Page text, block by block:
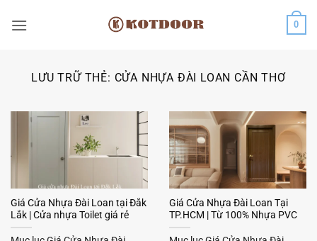
qua
0
LƯU TRỮ THẺ: CỬA NHỰA ĐÀI LOAN CẦN THƠ
Giá Cửa Nhựa Đài Loan tại Đắk
Lắk | Cửa nhựa Toilet giá rẻ
Giá Cửa Nhựa Đài Loan Tại
TP.HCM | Từ 100% Nhựa PVC